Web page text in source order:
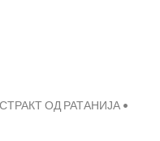
ОД РАТАНИЈА •